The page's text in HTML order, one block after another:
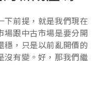
下前提，就是我們現在
場跟中古市場是要分開
穩，只是以前亂開價的
沒有變。好，那我們繼